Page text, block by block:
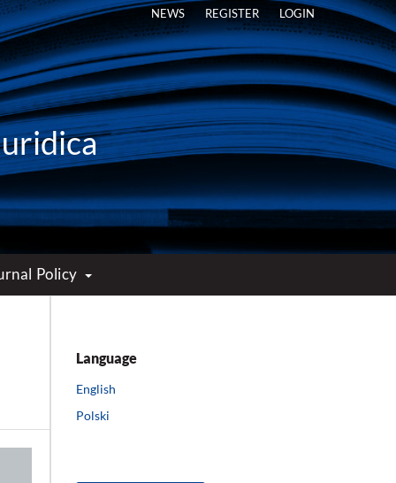
Policy
NEWS REGISTER LOGIN
Language
English
Polski